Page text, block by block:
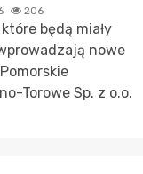
206
będą miały
nowe
Torowe Sp. z o.o.